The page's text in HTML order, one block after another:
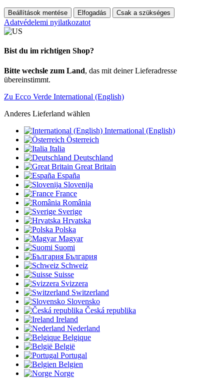
Beállítások mentése Elfogadás Csak a szükséges
Adatvédelemi nyilatkozatot
Bist du im richtigen Shop?
Bitte wechsle zum Land, das mit deiner Lieferadresse
übereinstimmt.
Zu Ecco Verde International (English)
Anderes Lieferland wählen
International (English)
Österreich
Italia
Deutschland
Great Britain
España
Slovenija
France
România
Sverige
Hrvatska
Polska
Magyar
Suomi
България
Schweiz
Suisse
Svizzera
Switzerland
Slovensko
Česká republika
Ireland
Nederland
Belgique
België
Portugal
Belgien
Norge